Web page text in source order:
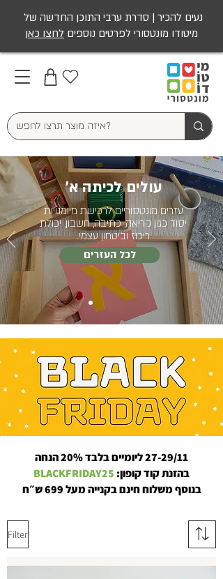
מיטודו מונטסורי לפרטים נוספים לחצו כאן
עולים לכיתה א'
עזרים מונטסוריים לרכישת מיומנויות
יסוד כגון קריאה, כתיבה, חשבון, יכולת
ריכוז וביטחון עצמי.
לכל העזרים
27-29/11 ליומיים בלבד 20% הנחה
בהזנת קוד קופון: BLACKFRIDAY25
בנוסף משלוח חינם בקנייה מעל 699 ש״ח
Filter